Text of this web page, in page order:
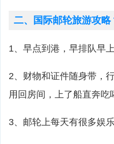
二、国际邮轮旅游攻略
1、早点到港，早排队早上
2、财物和证件随身带，
用回房间，上了船直奔吃
3、邮轮上每天有很多娱